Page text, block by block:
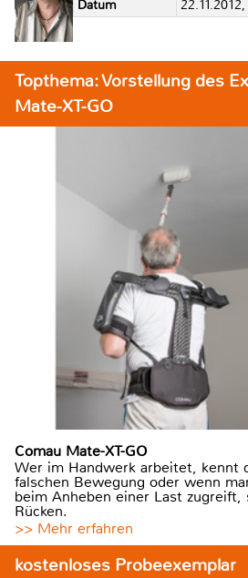
Datum
Topthema: Vorstellung des
Mate-XT-GO
Comau Mate-XT-GO
Wer im Handwerk arbeitet, kennt
falschen Bewegung oder wenn
beim Anheben einer Last zugreift,
Rücken.
>> Mehr erfahren
kostenloses Probeexemplar